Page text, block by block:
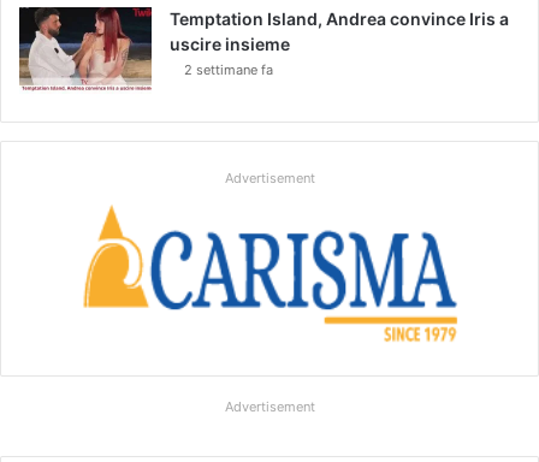
Temptation Island, Andrea convince Iris a
uscire insieme
2 settimane fa
Advertisement
Advertisement